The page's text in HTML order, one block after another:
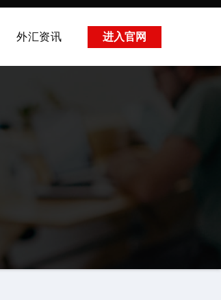
外汇资讯 进入官网